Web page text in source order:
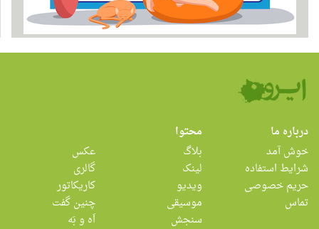
درباره ما
خوش آمد
شرایط استفاده
حریم خصوصی
تماس
محتوا
بلاگ
لینک
ویدیو
موسیقی
سنجش
عکس
گالری
کاریکاتور
چنین گفت
اَه و بَه